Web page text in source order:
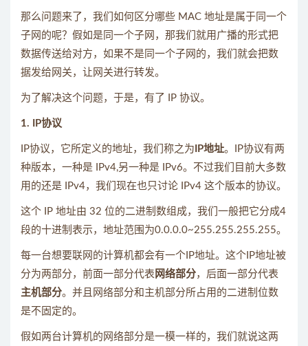
那么问题来了，我们如何区分哪些 MAC 地址是属于同一个
子网的呢？假如是同一个子网，那我们就用广播的形式把
数据传送给对方，如果不是同一个子网的，我们就会把数
据发给网关，让网关进行转发。
为了解决这个问题，于是，有了 IP 协议。
1. IP协议
IP协议，它所定义的地址，我们称之为 IP地址。IP协议有两
种版本，一种是 IPv4,另一种是 IPv6。不过我们目前大多数
用的还是 IPv4，我们现在也只讨论 IPv4 这个版本的协议。
这个 IP 地址由 32 位的二进制数组成，我们一般把它分成4
段的十进制表示，地址范围为0.0.0.0~255.255.255.255。
每一台想要联网的计算机都会有一个IP地址。这个IP地址被
分为两部分，前面一部分代表 网络部分，后面一部分代表
主机部分。并且网络部分和主机部分所占用的二进制位数
是不固定的。
假如两台计算机的网络部分是一模一样的，我们就说这两